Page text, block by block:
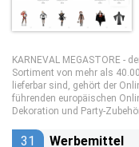
KARNEVAL MEGASTORE -
Sortiment von mehr als
lieferbar sind, gehört der
führenden europäischen
Dekoration und Party-
31 Werbemittel